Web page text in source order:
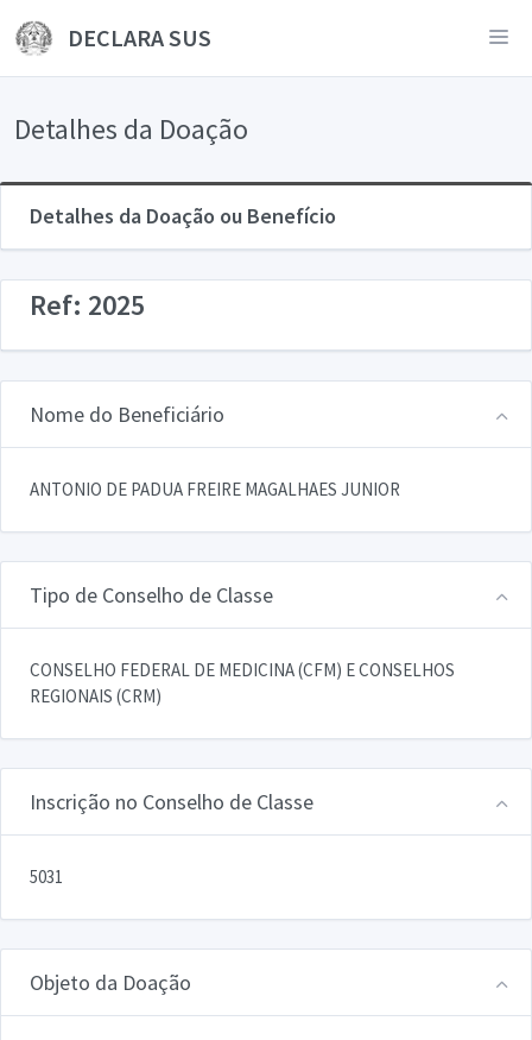
DECLARA SUS
Detalhes da Doação
Detalhes da Doação ou Benefício
Ref: 2025
Nome do Beneficiário
ANTONIO DE PADUA FREIRE MAGALHAES JUNIOR
Tipo de Conselho de Classe
CONSELHO FEDERAL DE MEDICINA (CFM) E CONSELHOS
REGIONAIS (CRM)
Inscrição no Conselho de Classe
5031
Objeto da Doação